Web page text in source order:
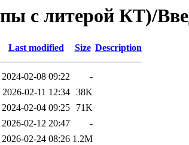
с литерой КТ)/
Last modified Size Description
2024-02-08 09:22
-
2026-02-11 12:34 38K
2024-02-04 09:25
71K
2026-02-12 20:47
-
2026-02-24 08:26 1.2M